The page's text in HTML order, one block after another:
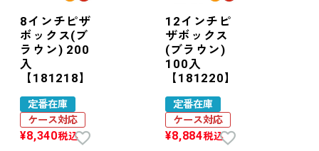
8インチピザ
ボックス(ブ
ラウン) 200
入
【181218】
定番在庫
ケース対応
¥8,340税込
12インチピ
ザボックス
(ブラウン)
100入
【181220】
定番在庫
ケース対応
¥8,884税込